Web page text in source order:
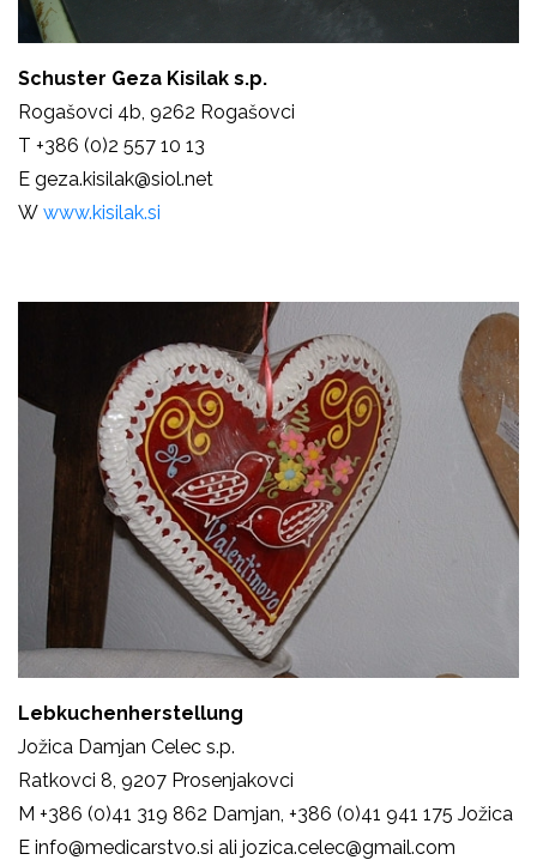
Schuster Geza Kisilak s.p.
Rogašovci 4b, 9262 Rogašovci
T +386 (0)2 557 10 13
E geza.kisilak@siol.net
W www.kisilak.si
Lebkuchenherstellung
Jožica Damjan Celec s.p.
Ratkovci 8, 9207 Prosenjakovci
M +386 (0)41 319 862 Damjan, +386 (0)41 941 175 Jožica
E info@medicarstvo.si ali jozica.celec@gmail.com